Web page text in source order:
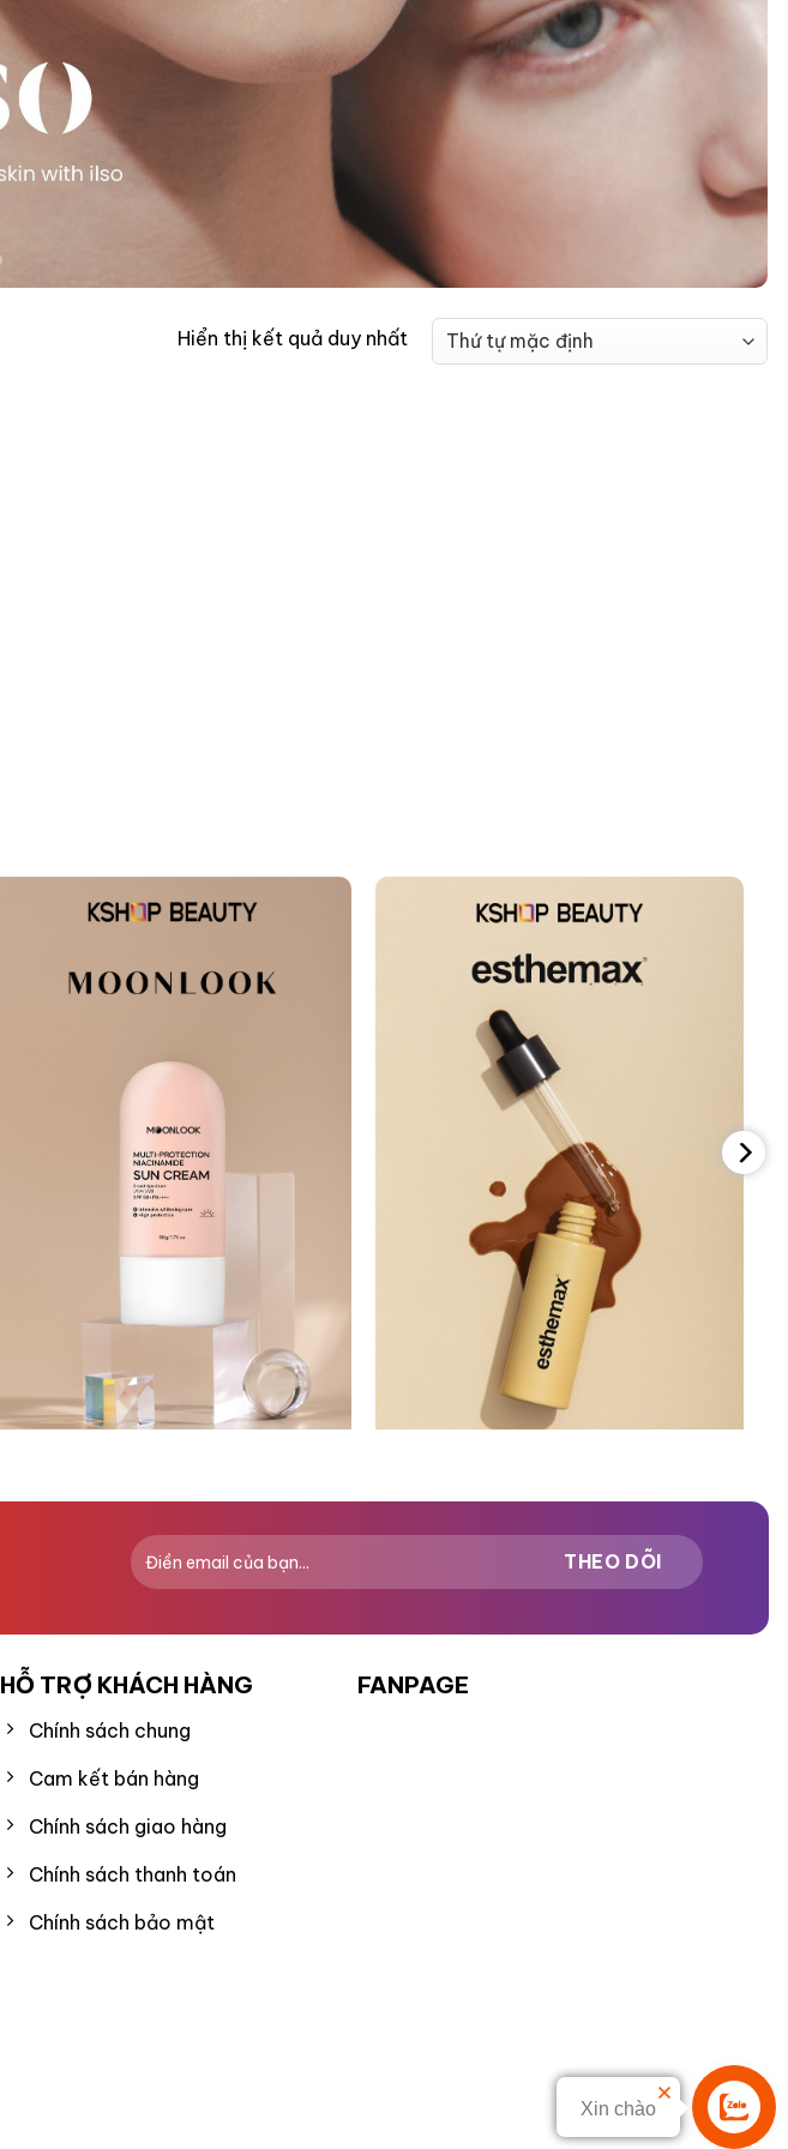
Hiển thị kết quả duy nhất
Liên hệ
Xin chào
HỖ TRỢ KHÁCH HÀNG
Chính sách chung
Cam kết bán hàng
Chính sách giao hàng
Chính sách thanh toán
Chính sách bảo mật
FANPAGE